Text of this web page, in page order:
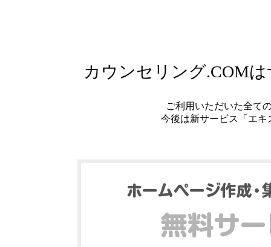
カウンセリング.COM
ご利用いただいた全て
今後は新サービス「エ